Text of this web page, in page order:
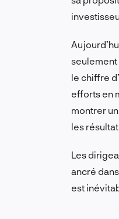
seulement
le chiffre
efforts en
montrer
les
Les
ancré
est